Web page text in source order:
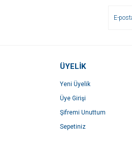
ÜYELİK
Yeni Üyelik
Üye Girişi
Şifremi Unuttum
Sepetiniz